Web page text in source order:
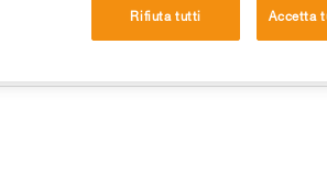
Rifiuta tutti Accetta